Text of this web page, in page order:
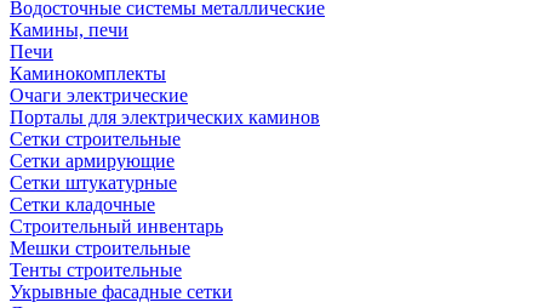
Водосточные системы металлические
Камины, печи
Печи
Каминокомплекты
Очаги электрические
Порталы для электрических каминов
Сетки строительные
Сетки армирующие
Сетки штукатурные
Сетки кладочные
Строительный инвентарь
Мешки строительные
Тенты строительные
Укрывные фасадные сетки